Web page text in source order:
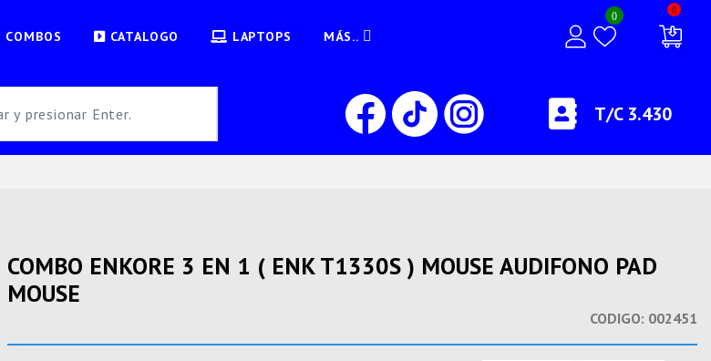
COMBOS CATALOGO LAPTOPS MÁS..
0
0
T/C 3.430
COMBO ENKORE 3 EN 1 ( ENK T1330S ) MOUSE AUDIFONO PAD
MOUSE
CODIGO: 002451